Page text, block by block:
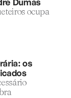
ocupa
os